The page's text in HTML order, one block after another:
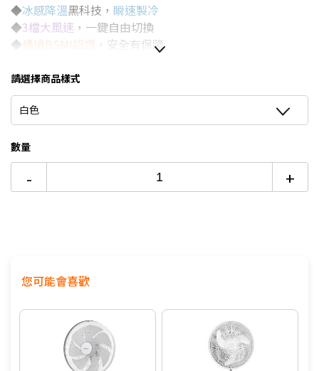
24期
DC與AC風扇有什麼不同？→點我看達人教你買
◆冰感降溫黑科技， 瞬速製冷
◆3檔大風速 ，一鍵自由切換
◆通過BSMI認證 ，安全有保障
◆手持/桌立兩用，多種使用方式
◆秒變手機支架，一物多用
◆USB充電式，無線使用不束縛
請選擇商品樣式
白色
數量
- +
您可能會喜歡